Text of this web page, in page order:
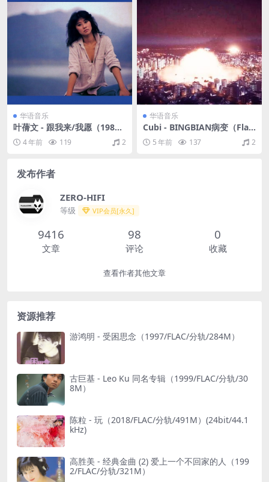
华语音乐
叶蒨文 - 跟我来/我愿（1981/
FLAC/分轨/237M）
4 年前 119 2
华语音乐
Cubi - BINGBIAN病变（Fla
c/24.7M）
5 年前 137 2
发布作者
ZERO-HIFI
等级 VIP会员[永久]
9416
文章
98
评论
0
收藏
查看作者其他文章
资源推荐
游鸿明 - 受困思念（1997/FLAC/分轨/284M）
古巨基 - Leo Ku 同名专辑（1999/FLAC/分轨/30
8M）
陈粒 - 玩（2018/FLAC/分轨/491M）(24bit/44.1
kHz)
高胜美 - 经典金曲 (2) 爱上一个不回家的人（199
2/FLAC/分轨/321M）